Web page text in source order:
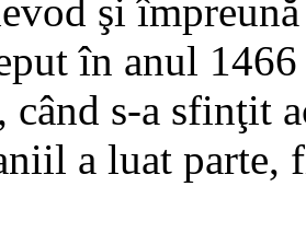
şi
în anul
când s-a sfinţit
a luat parte,